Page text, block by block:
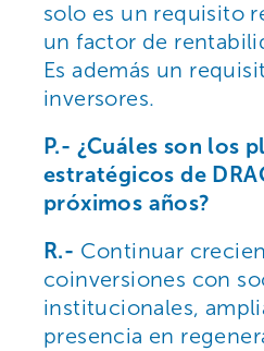
solo es un requisito
un factor de
Es además un
inversores.
P.- ¿Cuáles son los
estratégicos de
próximos años?
R.- Continuar
coinversiones con
institucionales,
presencia en